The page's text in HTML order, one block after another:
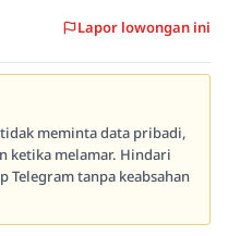
Lapor lowongan ini
meminta data pribadi,
ketika melamar. Hindari
Telegram tanpa keabsahan